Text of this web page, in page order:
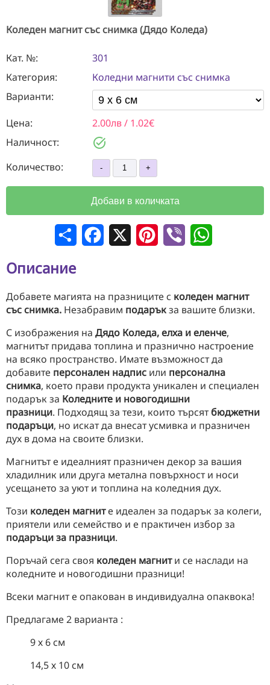
Коледен магнит със снимка (Дядо Коледа)
Кат. №:
301
Категория:
Коледни магнити със снимка
Варианти:
Цена:
2.00лв / 1.02€
Наличност:
task_alt
Количество:
Добави в количката
СподелиFacebook PinterestViber
Описание
Добавете магията на празниците с коледен магнит
със снимка. Незабравим подаръкза вашите близки.
С изображения на Дядо Коледа, елха и еленче,
магнитът придава топлина и празнично настроение
на всяко пространство. Имате възможност да
добавите персонален надпис или персонална
снимка, което прави продукта уникален и специален
подарък за Коледните и новогодишни
празници. Подходящ за тези, които търсятбюджетни
подаръци, но искат да внесат усмивка и празничен
дух в дома на своите близки.
Магнитът е идеалният празничен декор за вашия
хладилник или друга метална повърхност и носи
усещането за уют и топлина на коледния дух.
Този коледен магните идеален за подарък за колеги,
приятели или семейство и е практичен избор за
подаръци за празници.
Поръчай сега своя коледен магнити се наслади на
коледните и новогодишни празници!
Всеки магнит е опакован в индивидуална опаквока!
Предлагаме 2 варианта :
9 х 6 см
14,5 х 10 см